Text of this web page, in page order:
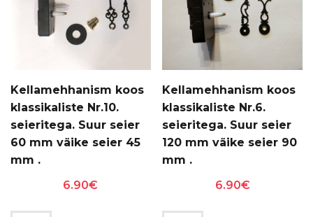
Kellamehhanism koos
klassikaliste Nr.10.
seieritega. Suur seier
60 mm väike seier 45
mm .
6.90€
Sellel
Kellamehhanism koos
klassikaliste Nr.6.
seieritega. Suur seier
120 mm väike seier 90
mm .
6.90€
Sellel